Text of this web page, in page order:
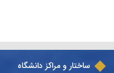
ساختار و مراکز دانشگاه